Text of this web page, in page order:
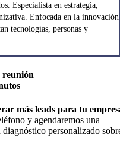
Especialista en estrategia,
Enfocada en la innovación
tecnologías, personas y
reunión
más leads para tu
y agendaremos una
personalizado